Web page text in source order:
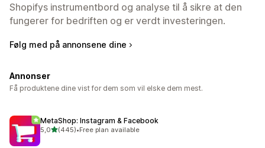
Shopifys instrumentbord og analyse til å sikre at den
fungerer for bedriften og er verdt investeringen.
Følg med på annonsene dine
Annonser
Få produktene dine vist for dem som vil elske dem mest.
MetaShop: Instagram & Facebook
5,0av 5 stjerner
(445)
Totalt 445 omtaler
•Free plan available